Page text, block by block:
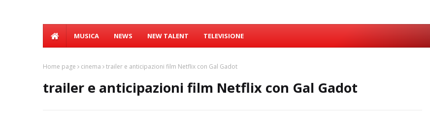
MUSICA NEWS NEW TALENT TELEVISIONE
Home page cinema trailer e anticipazioni film Netflix con Gal Gadot
trailer e anticipazioni film Netflix con Gal Gadot